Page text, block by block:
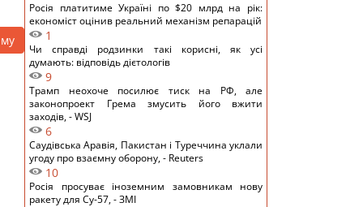
Росія платитиме Україні по $20 млрд на рік:
економіст оцінив реальний механізм репарацій
1
Чи справді родзинки такі корисні, як усі
думають: відповідь дієтологів
9
Трамп неохоче посилює тиск на РФ, але
законопроект Грема змусить його вжити
заходів, - WSJ
6
Саудівська Аравія, Пакистан і Туреччина уклали
угоду про взаємну оборону, - Reuters
10
Росія просуває іноземним замовникам нову
ракету для Су-57, - ЗМІ